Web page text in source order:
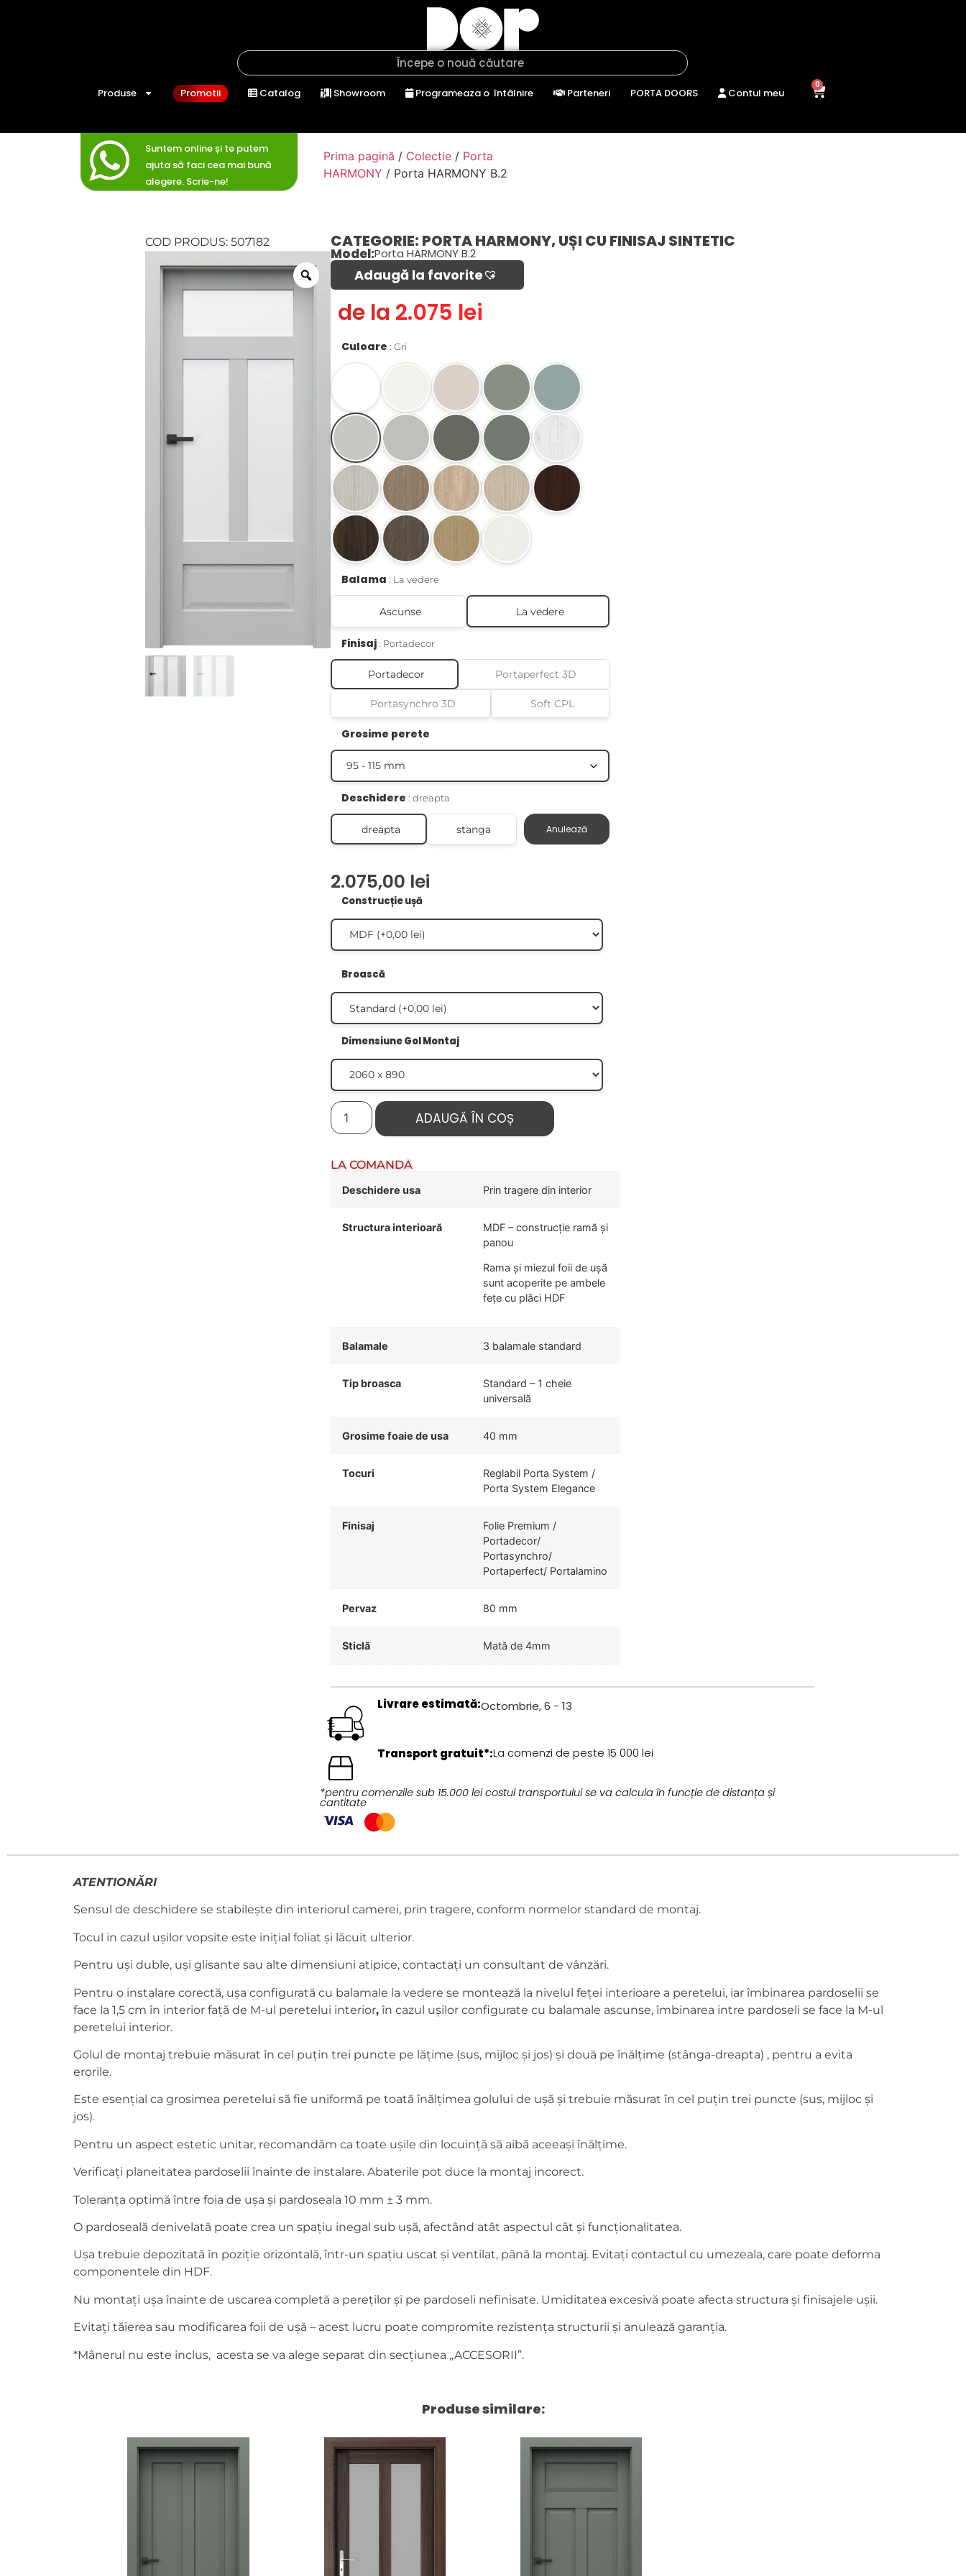
Produse Promotii Catalog Showroom Programeaza o întâlnire Parteneri PORTA DOORS Contul meu
0
Suntem online și te putem
ajuta să faci cea mai bună
alegere. Scrie-ne!
Prima pagină / Colectie / Porta
HARMONY / Porta HARMONY B.2
COD PRODUS: 507182 CATEGORIE: PORTA HARMONY,UȘI CU FINISAJ SINTETIC
Model:Porta HARMONY B.2
Adaugă la favorite​
de la 2.075 lei
Culoare Gri
Balama La vedere
Ascunse La vedere
Finisaj Portadecor
Portadecor Portaperfect 3D
Portasynchro 3D Soft CPL
Grosime perete
Deschidere dreapta
dreapta stanga Anulează
2.075,00 lei
Construcție ușă
Broască
Dimensiune Gol Montaj
ADAUGĂ ÎN COȘ
LA COMANDĂ
Deschidere usa Prin tragere din interior
Structura interioară
MDF – construcție ramă și
panou
Rama și miezul foii de ușă
sunt acoperite pe ambele
fețe cu plăci HDF
Balamale 3 balamale standard
Tip broasca
Standard – 1 cheie
universală
Grosime foaie de usa 40 mm
Tocuri
Reglabil Porta System /
Porta System Elegance
Finisaj
Folie Premium /
Portadecor/
Portasynchro/
Portaperfect/ Portalamino
Pervaz 80 mm
Sticlă Mată de 4mm
Livrare estimată:Octombrie, 6 - 13
Transport gratuit*:La comenzi de peste 15 000 lei
*pentru comenzile sub 15.000 lei costul transportului se va calcula în funcție de distanța și
cantitate
ATENTIONĂRI
Sensul de deschidere se stabilește din interiorul camerei, prin tragere, conform normelor standard de montaj.
Tocul in cazul ușilor vopsite este inițial foliat și lăcuit ulterior.
Pentru uși duble, uși glisante sau alte dimensiuni atipice, contactați un consultant de vânzări.
Pentru o instalare corectă, ușa configurată cu balamale la vedere se montează la nivelul feței interioare a peretelui, iar îmbinarea pardoselii se
face la 1,5 cm în interior față de M-ul peretelui interior, în cazul ușilor configurate cu balamale ascunse, îmbinarea intre pardoseli se face la M-ul
peretelui interior.
Golul de montaj trebuie măsurat în cel puțin trei puncte pe lățime (sus, mijloc și jos) și două pe înălțime (stânga-dreapta) , pentru a evita
erorile.
Este esențial ca grosimea peretelui să fie uniformă pe toată înălțimea golului de ușă și trebuie măsurat în cel puțin trei puncte (sus, mijloc și
jos).
Pentru un aspect estetic unitar, recomandăm ca toate ușile din locuință să aibă aceeași înălțime.
Verificați planeitatea pardoselii înainte de instalare. Abaterile pot duce la montaj incorect.
Toleranța optimă între foia de ușa și pardoseala 10 mm ± 3 mm.
O pardoseală denivelată poate crea un spațiu inegal sub ușă, afectând atât aspectul cât și funcționalitatea.
Ușa trebuie depozitată în poziție orizontală, într-un spațiu uscat și ventilat, până la montaj. Evitați contactul cu umezeala, care poate deforma
componentele din HDF.
Nu montați ușa înainte de uscarea completă a pereților și pe pardoseli nefinisate. Umiditatea excesivă poate afecta structura și finisajele ușii.
Evitați tăierea sau modificarea foii de ușă – acest lucru poate compromite rezistența structurii și anulează garanția.
*Mânerul nu este inclus, acesta se va alege separat din secțiunea „ACCESORII”.
Produse similare: